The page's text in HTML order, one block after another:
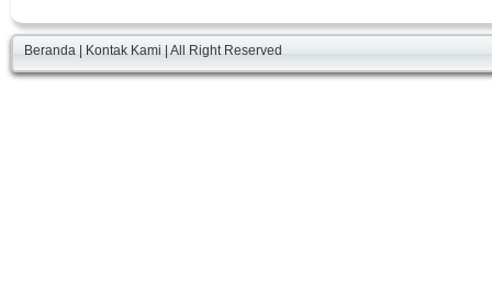
Beranda Kontak Kami | All Right Reserved